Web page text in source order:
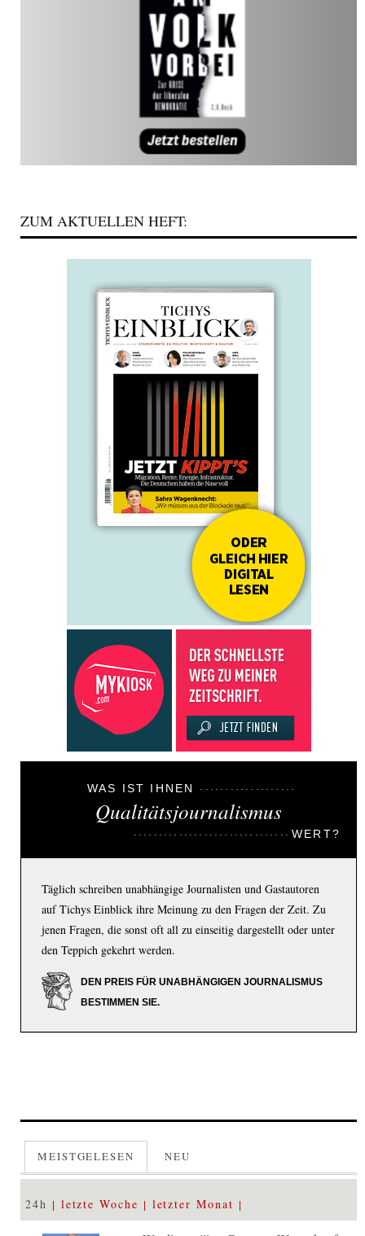
ZUM AKTUELLEN HEFT:
WAS IST IHNEN
Qualitätsjournalismus
WERT?
Täglich schreiben unabhängige Journalisten und Gastautoren
auf Tichys Einblick ihre Meinung zu den Fragen der Zeit. Zu
jenen Fragen, die sonst oft all zu einseitig dargestellt oder unter
den Teppich gekehrt werden.
DEN PREIS FÜR UNABHÄNGIGEN JOURNALISMUS
BESTIMMEN SIE.
MEISTGELESEN NEU
24h letzte Woche letzter Monat